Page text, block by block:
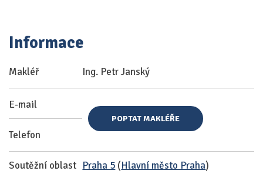
Informace
Makléř Ing. Petr Janský
E-mail
Telefon
POPTAT MAKLÉŘE
Soutěžní oblast Praha 5 (Hlavní město Praha)